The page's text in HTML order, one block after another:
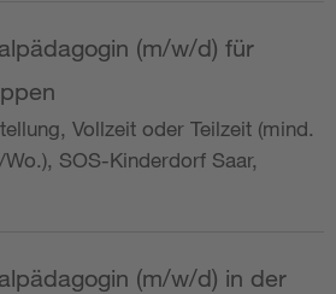
(m/w/d) für
Vollzeit oder Teilzeit (mind.
SOS-Kinderdorf Saar,
(m/w/d) in der